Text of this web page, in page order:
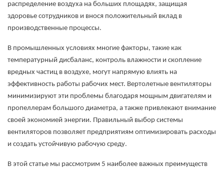
распределение воздуха на больших площадях, защищая
здоровье сотрудников и внося положительный вклад в
производственные процессы.
В промышленных условиях многие факторы, такие как
температурный дисбаланс, контроль влажности и скопление
вредных частиц в воздухе, могут напрямую влиять на
эффективность работы рабочих мест. Вертолетные вентиляторы
минимизируют эти проблемы благодаря мощным двигателям и
пропеллерам большого диаметра, а также привлекают внимание
своей экономией энергии. Правильный выбор системы
вентиляторов позволяет предприятиям оптимизировать расходы
и создать устойчивую рабочую среду.
В этой статье мы рассмотрим 5 наиболее важных преимуществ